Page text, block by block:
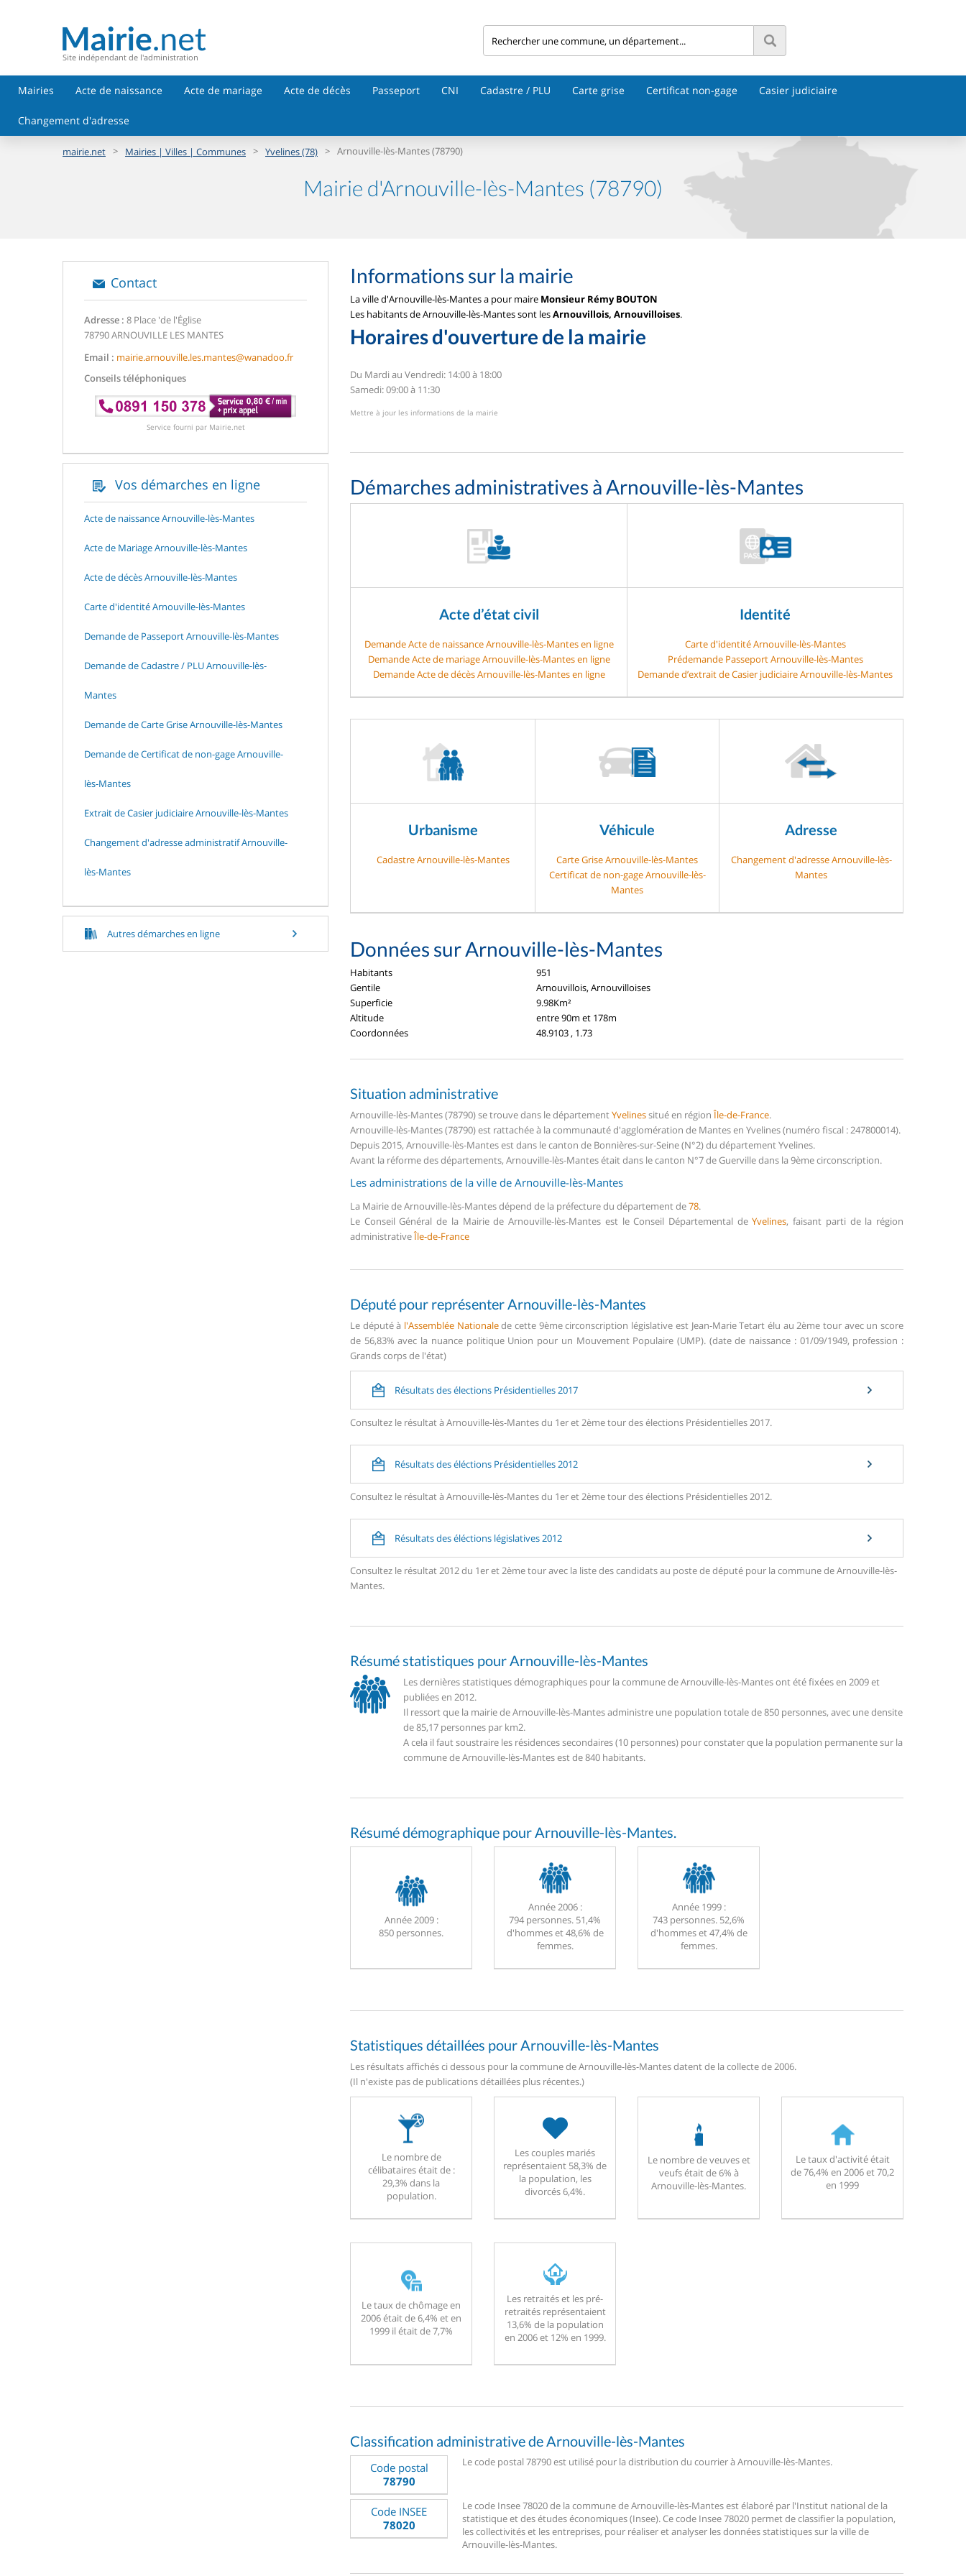
Site indépendant de l'administration
Mairies Acte de naissance Acte de mariage Acte de décès Passeport CNI Cadastre / PLU Carte grise Certificat non-gage Casier judiciaire
Changement d'adresse
mairie.net > Mairies | Villes | Communes > Yvelines (78) > Arnouville-lès-Mantes (78790)
Mairie d'Arnouville-lès-Mantes (78790)
Contact
Adresse : 8 Place 'de l'Église
78790 ARNOUVILLE LES MANTES
Email : mairie.arnouville.les.mantes@wanadoo.fr
Conseils téléphoniques
Service fourni par Mairie.net
Vos démarches en ligne
Acte de naissance Arnouville-lès-Mantes
Acte de Mariage Arnouville-lès-Mantes
Acte de décès Arnouville-lès-Mantes
Carte d'identité Arnouville-lès-Mantes
Demande de Passeport Arnouville-lès-Mantes
Demande de Cadastre / PLU Arnouville-lès-
Mantes
Demande de Carte Grise Arnouville-lès-Mantes
Demande de Certificat de non-gage Arnouville-
lès-Mantes
Extrait de Casier judiciaire Arnouville-lès-Mantes
Changement d'adresse administratif Arnouville-
lès-Mantes
Autres démarches en ligne
Informations sur la mairie
La ville d'Arnouville-lès-Mantes a pour maire Monsieur Rémy BOUTON
Les habitants de Arnouville-lès-Mantes sont lesArnouvillois, Arnouvilloises.
Horaires d'ouverture de la mairie
Du Mardi au Vendredi: 14:00 à 18:00
Samedi: 09:00 à 11:30
Mettre à jour les informations de la mairie
Démarches administratives à Arnouville-lès-Mantes
Acte d’état civil
Demande Acte de naissance Arnouville-lès-Mantes en ligne
Demande Acte de mariage Arnouville-lès-Mantes en ligne
Demande Acte de décès Arnouville-lès-Mantes en ligne
Identité
Carte d'identité Arnouville-lès-Mantes
Prédemande Passeport Arnouville-lès-Mantes
Demande d’extrait de Casier judiciaire Arnouville-lès-Mantes
Urbanisme
Cadastre Arnouville-lès-Mantes
Véhicule
Carte Grise Arnouville-lès-Mantes
Certificat de non-gage Arnouville-lès-
Mantes
Adresse
Changement d'adresse Arnouville-lès-
Mantes
Données sur Arnouville-lès-Mantes
Habitants
951
Gentile
Arnouvillois, Arnouvilloises
Superficie
9.98Km²
Altitude
entre 90m et 178m
Coordonnées
48.9103 , 1.73
Situation administrative
Arnouville-lès-Mantes (78790) se trouve dans le départementYvelinessitué en région Île-de-France.
Arnouville-lès-Mantes (78790) est rattachée à la communauté d'agglomération de Mantes en Yvelines (numéro fiscal : 247800014).
Depuis 2015, Arnouville-lès-Mantes est dans le canton de Bonnières-sur-Seine (N°2) du département Yvelines.
Avant la réforme des départements, Arnouville-lès-Mantes était dans le canton N°7 de Guerville dans la 9ème circonscription.
Les administrations de la ville de Arnouville-lès-Mantes
La Mairie de Arnouville-lès-Mantes dépend de la préfecture du département de78.
Le Conseil Général de la Mairie de Arnouville-lès-Mantes est le Conseil Départemental deYvelines, faisant parti de la région
administrativeÎle-de-France
Député pour représenter Arnouville-lès-Mantes
Le député à l'Assemblée Nationalede cette 9ème circonscription législative est Jean-Marie Tetart élu au 2ème tour avec un score
de 56,83% avec la nuance politique Union pour un Mouvement Populaire (UMP). (date de naissance : 01/09/1949, profession :
Grands corps de l'état)
Résultats des élections Présidentielles 2017
Consultez le résultat à Arnouville-lès-Mantes du 1er et 2ème tour des élections Présidentielles 2017.
Résultats des éléctions Présidentielles 2012
Consultez le résultat à Arnouville-lès-Mantes du 1er et 2ème tour des élections Présidentielles 2012.
Résultats des éléctions législatives 2012
Consultez le résultat 2012 du 1er et 2ème tour avec la liste des candidats au poste de député pour la commune de Arnouville-lès-
Mantes.
Résumé statistiques pour Arnouville-lès-Mantes
Les dernières statistiques démographiques pour la commune de Arnouville-lès-Mantes ont été fixées en 2009 et
publiées en 2012.
Il ressort que la mairie de Arnouville-lès-Mantes administre une population totale de 850 personnes, avec une densite
de 85,17 personnes par km2.
A cela il faut soustraire les résidences secondaires (10 personnes) pour constater que la population permanente sur la
commune de Arnouville-lès-Mantes est de 840 habitants.
Résumé démographique pour Arnouville-lès-Mantes.
Année 2009 :
850 personnes.
Année 2006 :
794 personnes. 51,4%
d'hommes et 48,6% de
femmes.
Année 1999 :
743 personnes. 52,6%
d'hommes et 47,4% de
femmes.
Statistiques détaillées pour Arnouville-lès-Mantes
Les résultats affichés ci dessous pour la commune de Arnouville-lès-Mantes datent de la collecte de 2006.
(Il n'existe pas de publications détaillées plus récentes.)
Le nombre de
célibataires était de :
29,3% dans la
population.
Les couples mariés
représentaient 58,3% de
la population, les
divorcés 6,4%.
Le nombre de veuves et
veufs était de 6% à
Arnouville-lès-Mantes.
Le taux d'activité était
de 76,4% en 2006 et 70,2
en 1999
Le taux de chômage en
2006 était de 6,4% et en
1999 il était de 7,7%
Les retraités et les pré-
retraités représentaient
13,6% de la population
en 2006 et 12% en 1999.
Classification administrative de Arnouville-lès-Mantes
Code postal
78790
Le code postal 78790 est utilisé pour la distribution du courrier à Arnouville-lès-Mantes.
Code INSEE
78020
Le code Insee 78020 de la commune de Arnouville-lès-Mantes est élaboré par l'Institut national de la
statistique et des études économiques (Insee). Ce code Insee 78020 permet de classifier la population,
les collectivités et les entreprises, pour réaliser et analyser les données statistiques sur la ville de
Arnouville-lès-Mantes.